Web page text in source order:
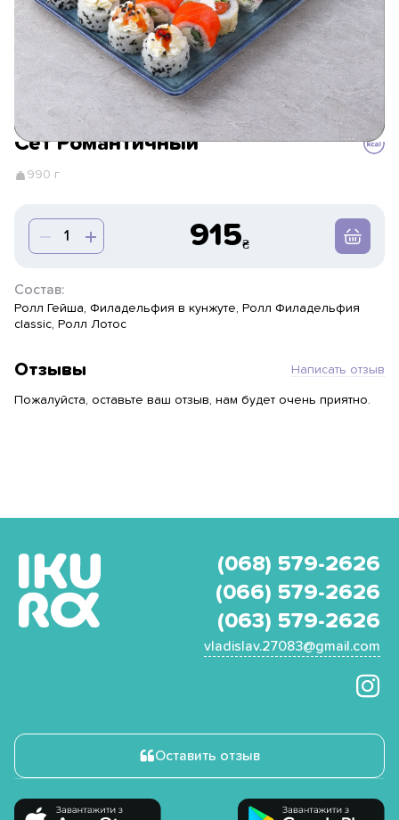
Сет Романтичный
990 г
915
Состав:
Ролл Гейша, Филадельфия в кунжуте, Ролл Филадельфия
classic, Ролл Лотос
Отзывы Написать отзыв
Пожалуйста, оставьте ваш отзыв, нам будет очень приятно.
(068) 579-2626
(066) 579-2626
(063) 579-2626
vladislav.27083@gmail.com
Оставить отзыв